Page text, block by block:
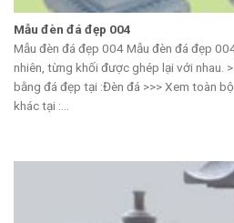
Mẫu đèn đá đẹp 004
Mẫu đèn đá đẹp 004 Mẫu đèn đá đẹp
nhiên, từng khối được ghép lại với nhau.
bằng đá đẹp tại :Đèn đá >>> Xem toàn
khác tại :...